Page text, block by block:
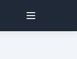
Open user menu